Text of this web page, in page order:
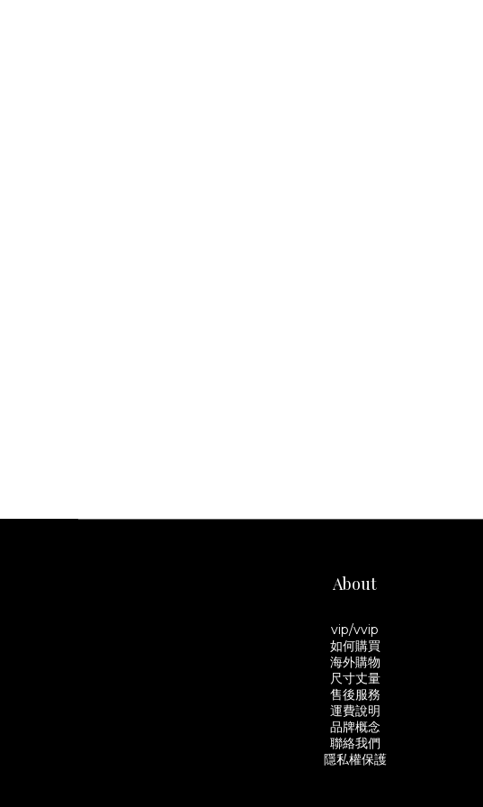
About
vip/vvip
如何購買
海外購物
尺寸丈量
售後服務
運費說明
品牌概念
聯絡我們
隱私權保護